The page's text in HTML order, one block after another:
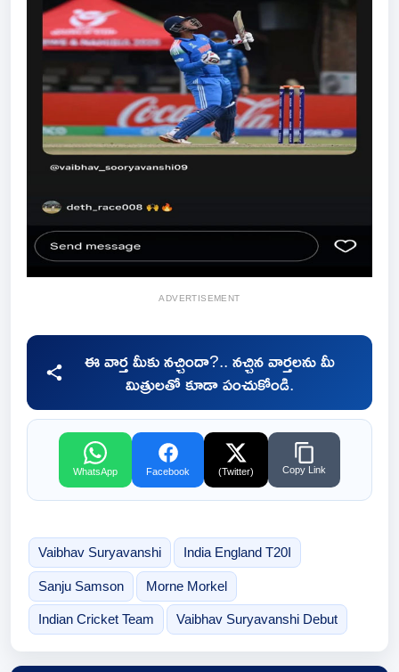
ADVERTISEMENT
ఈ వార్త మీకు నచ్చిందా?.. నచ్చిన వార్తలను మీ
మిత్రులతో కూడా పంచుకోండి.
WhatsApp Facebook (Twitter) Copy Link
Vaibhav Suryavanshi India England T20I
Sanju Samson Morne Morkel
Indian Cricket Team Vaibhav Suryavanshi Debut